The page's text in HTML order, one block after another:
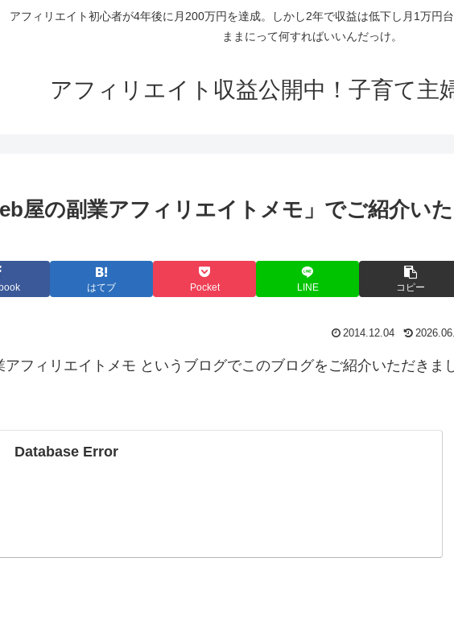
フィリエイト初心者が4年後に月200万円を達成。しかし2年で収益は低下し月1万円
ままにって何すればいいんだっけ。
アフィリエイト収益公開中！子育て主
屋の副業アフィリエイトメモ」でご紹介い
はてブ Pocket LINE コピー
2014.12.04
フィリエイトメモ というブログでこのブログをご紹介いただきま
Database Error